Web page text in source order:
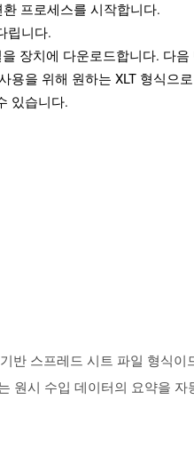
프로세스를 시작합니다.
립니다.
장치에 다운로드합니다. 다음
용을 위해 원하는 XLT 형식으
있습니다.
반 스프레드 시트 파일 형식이
원시 수입 데이터의 요약을 자